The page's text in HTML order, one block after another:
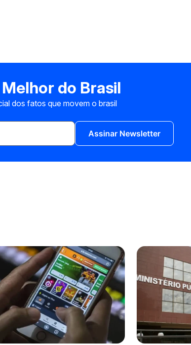
do Brasil
dos fatos que movem o brasil
Assinar Newsletter